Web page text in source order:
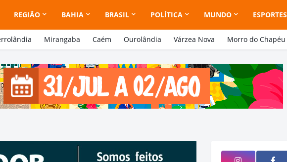
REGIÃO BAHIA BRASIL POLÍTICA MUNDO ESPORTES
Mirangaba Caém Ourolândia Várzea Nova Morro do Chapéu